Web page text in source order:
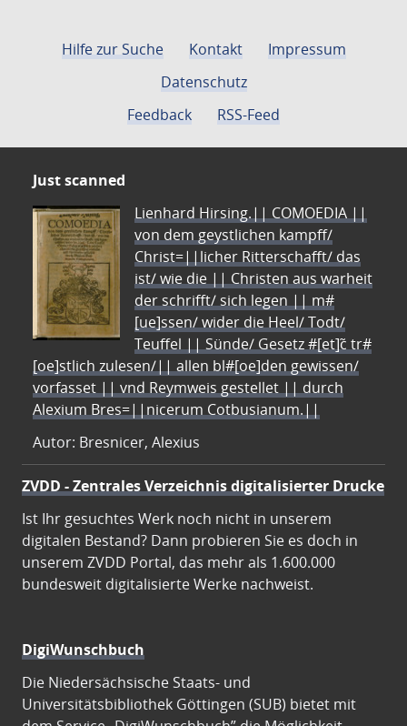
Hilfe zur Suche Kontakt
Impressum
Datenschutz
Feedback
RSS-Feed
Just scanned
Lienhard Hirsing.|| COMOEDIA ||
von dem geystlichen kampff/
Christ=||licher Ritterschafft/ das
ist/ wie die || Christen aus warheit
der schrifft/ sich legen || m#
[ue]ssen/ wider die Heel/ Todt/
Teuffel || Sünde/ Gesetz #[et]c̃ tr#
[oe]stlich zulesen/|| allen bl#[oe]den gewissen/
vorfasset || vnd Reymweis gestellet || durch
Alexium Bres=||nicerum Cotbusianum.||
Autor: Bresnicer, Alexius
ZVDD - Zentrales Verzeichnis digitalisierter Drucke
Ist Ihr gesuchtes Werk noch nicht in unserem
digitalen Bestand? Dann probieren Sie es doch in
unserem ZVDD Portal, das mehr als 1.600.000
bundesweit digitalisierte Werke nachweist.
DigiWunschbuch
Die Niedersächsische Staats- und
Universitätsbibliothek Göttingen (SUB) bietet mit